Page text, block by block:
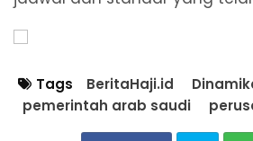
Tags BeritaHaji.id
pemerintah arab saudi